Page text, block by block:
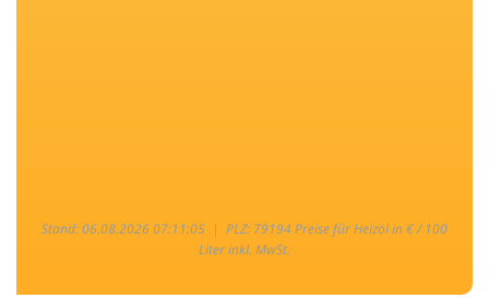
Stand: 06.08.2026 07:11:05 | PLZ: 79194 Preise für Heizöl in € / 100
Liter inkl. MwSt.